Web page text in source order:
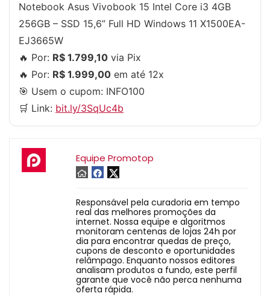
Notebook Asus Vivobook 15 Intel Core i3 4GB
256GB – SSD 15,6” Full HD Windows 11 X1500EA-
EJ3665W
🔥 Por: R$ 1.799,10 via Pix
🔥 Por: R$ 1.999,00 em até 12x
🎯 Usem o cupom: INFO100
🛒 Link: bit.ly/3SqUc4b
Equipe Promotop
Responsável pela curadoria em tempo
real das melhores promoções da
internet. Nossa equipe e algoritmos
monitoram centenas de lojas 24h por
dia para encontrar quedas de preço,
cupons de desconto e oportunidades
relâmpago. Enquanto nossos editores
analisam produtos a fundo, este perfil
garante que você não perca nenhuma
oferta rápida.